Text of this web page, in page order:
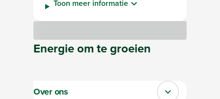
Toon meer informatie
Energieom tegroeien
Over ons Sluit section-0